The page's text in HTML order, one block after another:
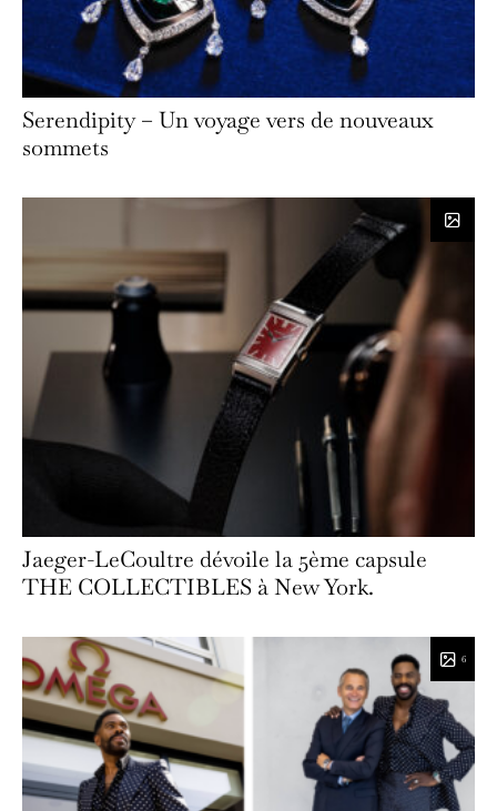
Serendipity – Un voyage vers de nouveaux
sommets
Jaeger-LeCoultre dévoile la 5ème capsule
THE COLLECTIBLES à New York.
6